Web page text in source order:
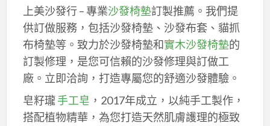
上美沙發行 – 專業沙發椅墊訂製推薦。我們提
供訂做服務，包括沙發椅墊、沙發布套、貓抓
布椅墊等。致力於沙發椅墊和實木沙發椅墊的
訂製修理，是您可信賴的沙發修理與訂做工
廠。立即洽詢，打造專屬您的舒適沙發體驗。
皂籽瓏手工皂 ，2017年成立，以純手工製作，
搭配植物精華，為您打造天然肌膚護理的極致